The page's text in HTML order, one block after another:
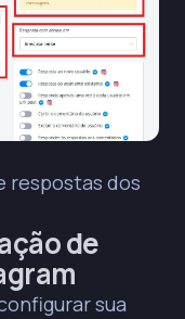
respostas dos
de
sua